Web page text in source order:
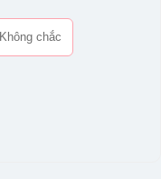
Không chắc